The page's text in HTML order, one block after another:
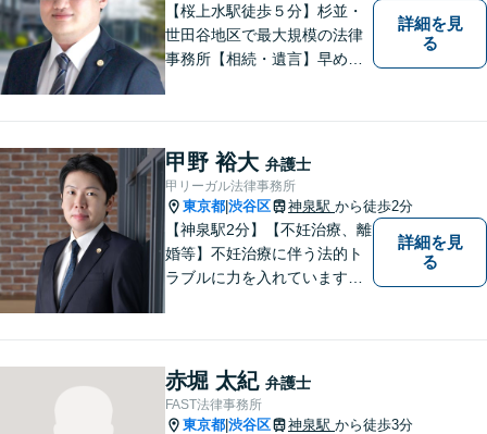
【桜上水駅徒歩５分】杉並・
世田谷地区で最大規模の法律
事務所【相続・遺言】早めの
談下さい【借金・債務整理】
生活再建に向けて伴走しま
す！
詳細を見
る
甲野 裕大 弁護士
甲リーガル法律事務所
東京都 渋谷区 神泉駅 から徒歩2分
【神泉駅2分】【不妊治療、離
婚等】不妊治療に伴う法的ト
ラブルに力を入れています。
楽になっていただけるように
心がけております。離婚や交
通事故に関するご相談も受付
詳細を見
る
赤堀 太紀 弁護士
FAST法律事務所
東京都 渋谷区 神泉駅 から徒歩3分